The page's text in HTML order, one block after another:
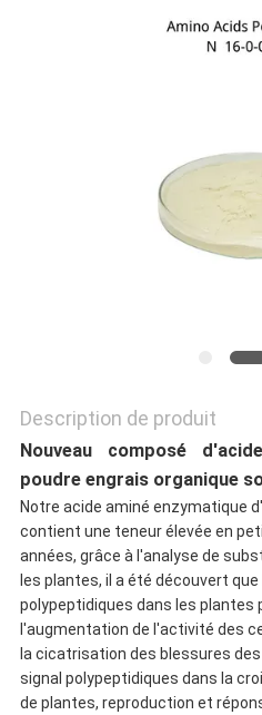
Description de produit
Nouveau composé
poudre engrais organique
Notre acide aminé enzymatique
contient une teneur élevée en
années, grâce à l'analyse de
les plantes, il a été découvert
polypeptidiques dans les plantes
l'augmentation de l'activité des
la cicatrisation des blessures
signal polypeptidiques dans la
de plantes, reproduction et